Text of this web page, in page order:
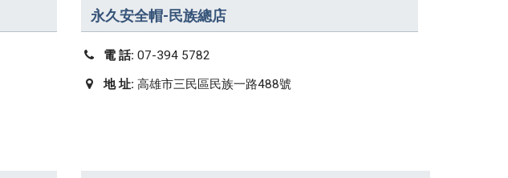
永久安全帽-民族總店
電 話: 07-394 5782
地 址: 高雄市三民區民族一路488號